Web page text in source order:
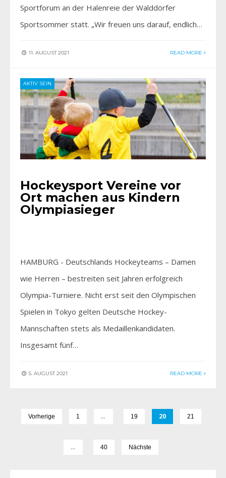
Sportforum an der Halenreie der Walddörfer
Sportsommer statt. „Wir freuen uns darauf, endlich…
11. AUGUST 2021 READ MORE
AKTIV SEIN
Hockeysport Vereine vor
Ort machen aus Kindern
Olympiasieger
HAMBURG - Deutschlands Hockeyteams – Damen
wie Herren – bestreiten seit Jahren erfolgreich
Olympia-Turniere. Nicht erst seit den Olympischen
Spielen in Tokyo gelten Deutsche Hockey-
Mannschaften stets als Medaillenkandidaten.
Insgesamt fünf…
5. AUGUST 2021 READ MORE
Vorherige 1 … 19 20 21
… 40 Nächste